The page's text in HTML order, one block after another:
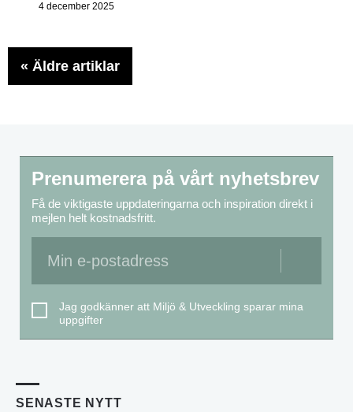
4 december 2025
« Äldre artiklar
Prenumerera på vårt nyhetsbrev
Få de viktigaste uppdateringarna och inspiration direkt i
mejlen helt kostnadsfritt.
Jag godkänner att Miljö & Utveckling sparar mina
uppgifter
SENASTE NYTT